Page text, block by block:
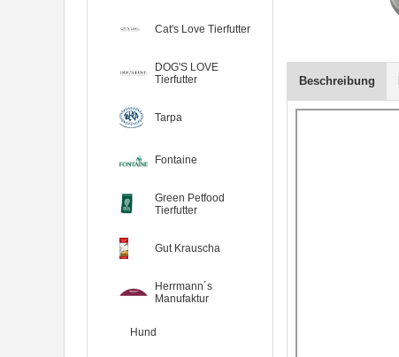
Cat's Love Tierfutter
DOG'S LOVE
Tierfutter
Tarpa
Fontaine
Green Petfood
Tierfutter
Gut Krauscha
Herrmann´s
Manufaktur
Hund
Beschreibung